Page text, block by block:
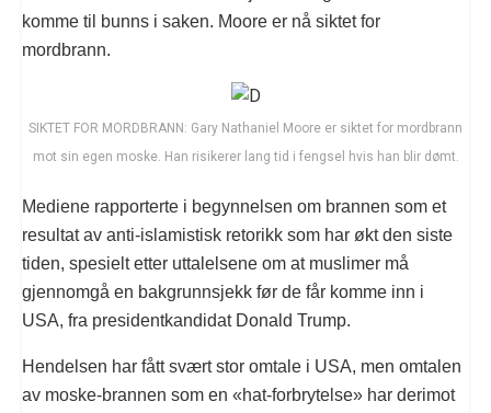
komme til bunns i saken. Moore er nå siktet for
mordbrann.
SIKTET FOR MORDBRANN: Gary Nathaniel Moore er siktet for mordbrann
mot sin egen moske. Han risikerer lang tid i fengsel hvis han blir dømt.
Mediene rapporterte i begynnelsen om brannen som et
resultat av anti-islamistisk retorikk som har økt den siste
tiden, spesielt etter uttalelsene om at muslimer må
gjennomgå en bakgrunnsjekk før de får komme inn i
USA, fra presidentkandidat Donald Trump.
Hendelsen har fått svært stor omtale i USA, men omtalen
av moske-brannen som en «hat-forbrytelse» har derimot